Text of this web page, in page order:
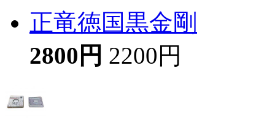
正竜徳国黒金剛
2800円 2200円